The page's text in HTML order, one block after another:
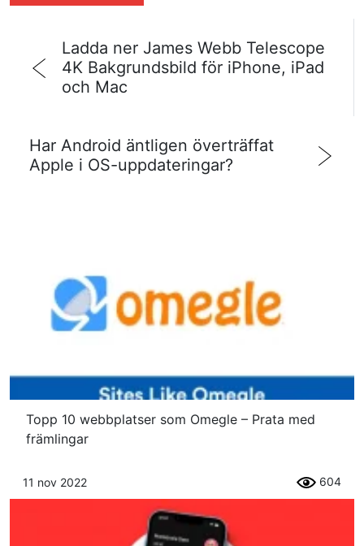
Ladda ner James Webb Telescope
4K Bakgrundsbild för iPhone, iPad
och Mac
Har Android äntligen överträffat
Apple i OS-uppdateringar?
Topp 10 webbplatser som Omegle – Prata med
främlingar
11 nov 2022 604